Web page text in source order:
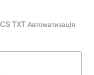
TXT АвтоматизацІя